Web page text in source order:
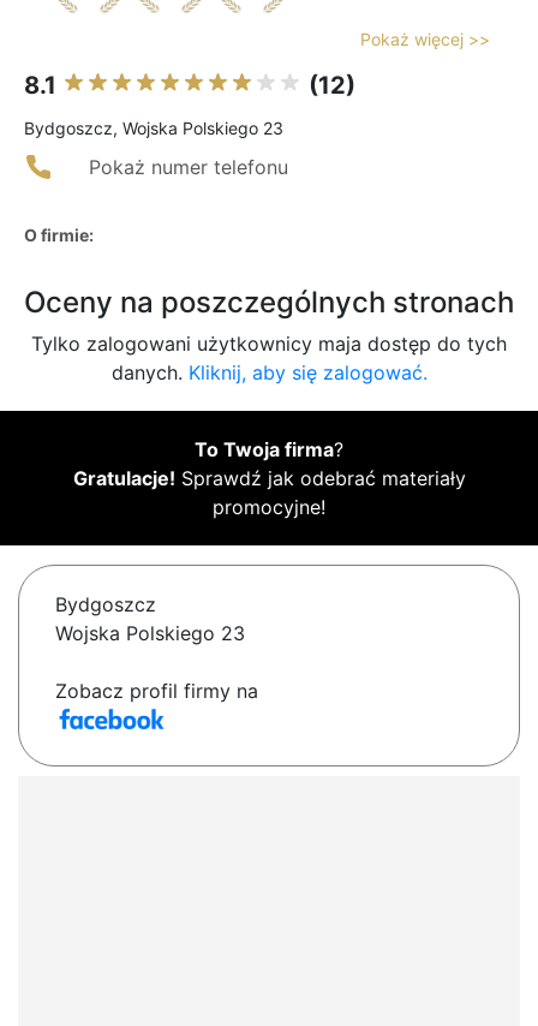
Pokaż więcej >>
8.1 (12)
Bydgoszcz, Wojska Polskiego 23
Pokaż numer telefonu
O firmie:
Oceny na poszczególnych stronach
Tylko zalogowani użytkownicy maja dostęp do tych
danych. Kliknij, aby się zalogować.
To Twoja firma?
Gratulacje! Sprawdź jak odebrać materiały
promocyjne!
Bydgoszcz
Wojska Polskiego 23
Zobacz profil firmy na